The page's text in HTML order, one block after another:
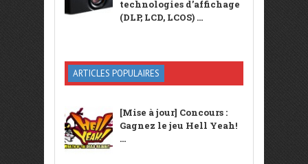
technologies d’affichage
(DLP, LCD, LCOS) ...
ARTICLES POPULAIRES
[Mise à jour] Concours :
Gagnez le jeu Hell Yeah!
...